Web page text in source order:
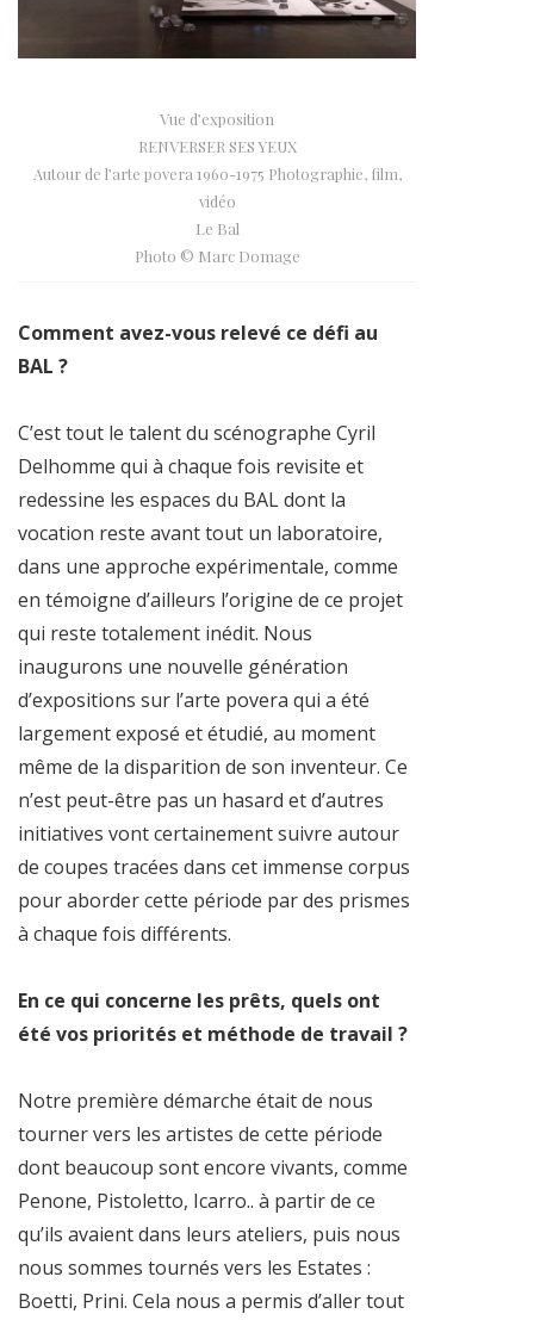
Vue d’exposition
RENVERSER SES YEUX
Autour de l’arte povera 1960-1975 Photographie, film,
vidéo
Le Bal
Photo © Marc Domage
Comment avez-vous relevé ce défi au
BAL ?
C’est tout le talent du scénographe Cyril
Delhomme qui à chaque fois revisite et
redessine les espaces du BAL dont la
vocation reste avant tout un laboratoire,
dans une approche expérimentale, comme
en témoigne d’ailleurs l’origine de ce projet
qui reste totalement inédit. Nous
inaugurons une nouvelle génération
d’expositions sur l’arte povera qui a été
largement exposé et étudié, au moment
même de la disparition de son inventeur. Ce
n’est peut-être pas un hasard et d’autres
initiatives vont certainement suivre autour
de coupes tracées dans cet immense corpus
pour aborder cette période par des prismes
à chaque fois différents.
En ce qui concerne les prêts, quels ont
été vos priorités et méthode de travail ?
Notre première démarche était de nous
tourner vers les artistes de cette période
dont beaucoup sont encore vivants, comme
Penone, Pistoletto, Icarro.. à partir de ce
qu’ils avaient dans leurs ateliers, puis nous
nous sommes tournés vers les Estates :
Boetti, Prini. Cela nous a permis d’aller tout